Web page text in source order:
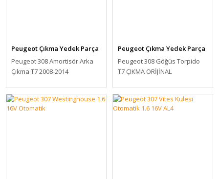
Peugeot Çıkma Yedek Parça
Peugeot 308 Amortisör Arka
Çıkma T7 2008-2014
Peugeot Çıkma Yedek Parça
Peugeot 308 Göğüs Torpido
T7 ÇIKMA ORİJİNAL